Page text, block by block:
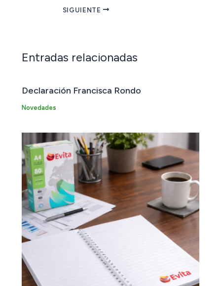
SIGUIENTE
Entradas relacionadas
Declaración Francisca Rondo
Novedades